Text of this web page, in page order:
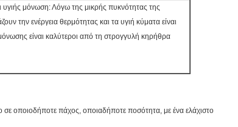
μόνωση: Λόγω της μικρής πυκνότητας της
την ενέργεια θερμότητας και τα υγιή κύματα είναι
είναι καλύτεροι από τη στρογγυλή κηρήθρα
σε οποιοδήποτε πάχος, οποιαδήποτε ποσότητα, με ένα ελάχιστο